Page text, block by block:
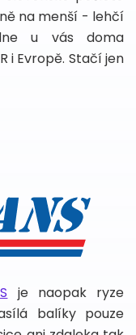
na menší - lehčí
u vás doma
i Evropě. Stačí jen
je naopak ryze
balíky pouze